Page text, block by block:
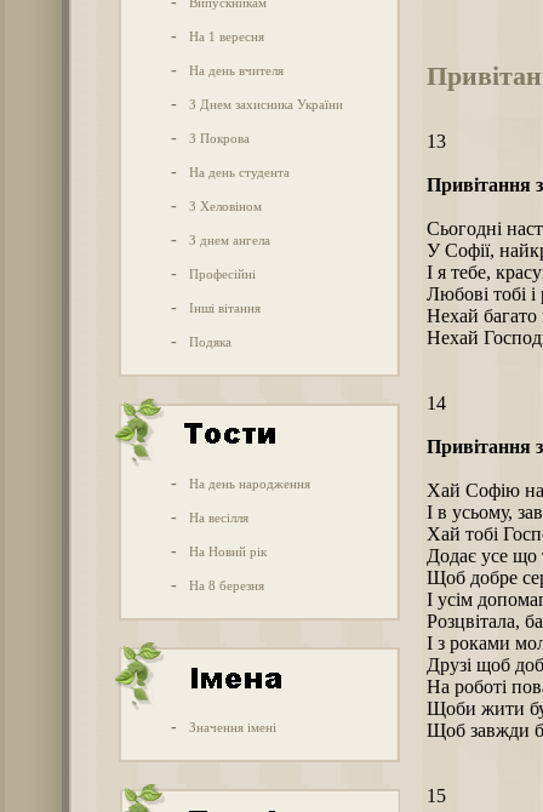
- На 1 вересня
- На день вчителя
- З Днем захисника України
- З Покрова
- На день студента
- З Хеловіном
- З днем ангела
- Професійні
- Інші вітання
- Подяка
- На день народження
- На весілля
- На Новий рік
- На 8 березня
- Значення імені
13
Привітання
Сьогодні
У Софії,
І я тебе,
Любові тобі
Нехай багато
Нехай
14
Привітання
Хай Софію
І в усьому,
Хай тобі
Додає усе що
Щоб добре
І усім
Розцвітала,
І з роками
Друзі щоб
На роботі
Щоби жити
Щоб завжди
15